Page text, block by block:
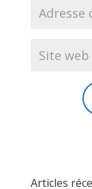
Articles